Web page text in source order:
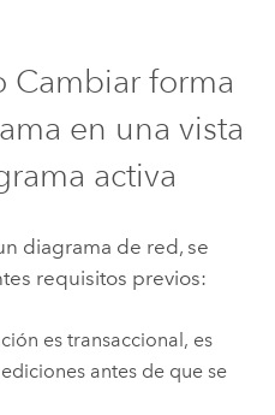
Cambiar forma
en una vista
activa
diagrama de red, se
requisitos previos:
es transaccional, es
antes de que se